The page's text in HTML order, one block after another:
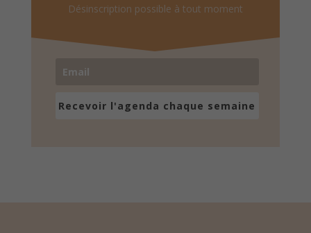
Désinscription possible à tout moment
Recevoir l'agenda chaque semaine